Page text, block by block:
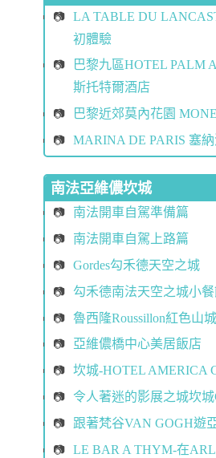
LA TABLE DU
初體驗
巴黎九區HOTEL PALM
斯托特爾酒店
巴黎近郊莫內花園
MARINA DE PARIS 塞
南法亞維儂坎城
南法開車自駕準備篇
南法開車自駕上路篇
Gordes勾禾德天空之城
勾禾德南法天空之城小餐
魯西隆Roussillon紅色山城
亞維儂橋中心美居飯店
坎城-HOTEL AMERICA
令人著迷的影展之城坎
跟著梵谷VAN GOGH遊
LE BAR A THYM-在